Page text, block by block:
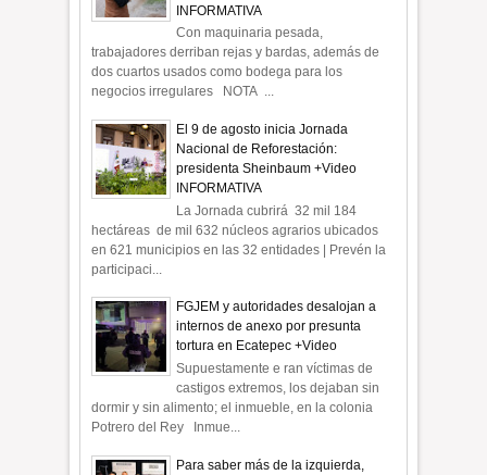
INFORMATIVA
Con maquinaria pesada,
trabajadores derriban rejas y bardas, además de
dos cuartos usados como bodega para los
negocios irregulares NOTA ...
El 9 de agosto inicia Jornada
Nacional de Reforestación:
presidenta Sheinbaum +Video
INFORMATIVA
La Jornada cubrirá 32 mil 184
hectáreas de mil 632 núcleos agrarios ubicados
en 621 municipios en las 32 entidades | Prevén la
participaci...
FGJEM y autoridades desalojan a
internos de anexo por presunta
tortura en Ecatepec +Video
Supuestamente e ran víctimas de
castigos extremos, los dejaban sin
dormir y sin alimento; el inmueble, en la colonia
Potrero del Rey Inmue...
Para saber más de la izquierda,